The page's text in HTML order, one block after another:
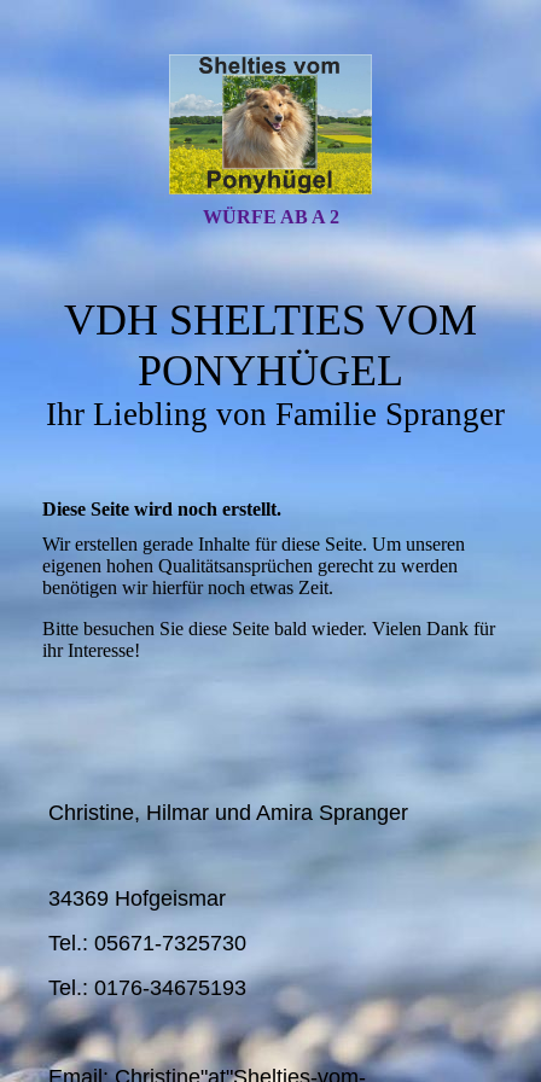
WÜRFE AB A 2
VDH SHELTIES VOM
PONYHÜGEL
Ihr Liebling von Familie Spranger
Diese Seite wird noch erstellt.
Wir erstellen gerade Inhalte für diese Seite. Um unseren
eigenen hohen Qualitätsansprüchen gerecht zu werden
benötigen wir hierfür noch etwas Zeit.
Bitte besuchen Sie diese Seite bald wieder. Vielen Dank für
ihr Interesse!
Christine, Hilmar und Amira Spranger
34369 Hofgeismar
Tel.: 05671-7325730
Tel.: 0176-34675193